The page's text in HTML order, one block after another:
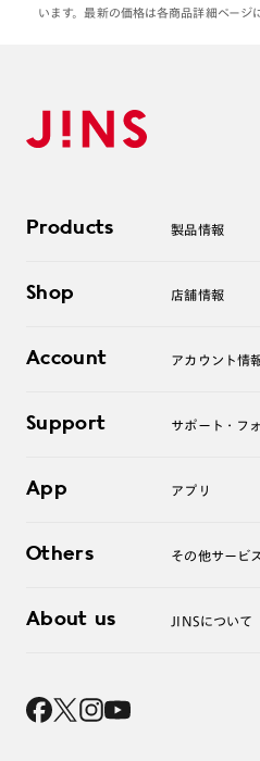
います。最新の価格は各商品詳細ページ
Products 製品情報
サングラス
コンタクトレンズ
アクセサリー
Shop 店舗情報
オンラインショップ
Account アカウント情
ログアウト
Support サポート・フ
よくあるご質問
お問い合わせ
App アプリ
Others その他サービス
レンズ交換
About us JINSについて
採用情報